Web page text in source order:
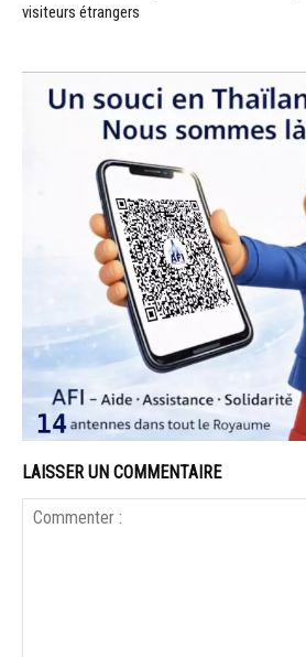
visiteurs étrangers
LAISSER UN COMMENTAIRE